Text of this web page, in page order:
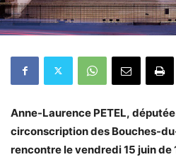
Anne-Laurence PETEL,
circonscription des Bouches-
rencontre le vendredi 15 juin de